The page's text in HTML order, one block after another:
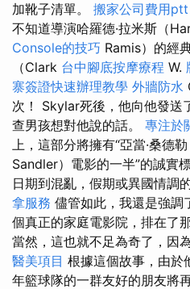
加靴子清單。 搬家公司費用ptt
不知道導演哈羅德·拉米斯（
Console的技巧 Ramis）的經
（Clark 台中腳底按摩療程 W.
寨簽證快速辦理教學 外牆防水
次！ Skylar死後，他向他發送
查男孩想對他說的話。 專注於
上，這部分將擁有“亞當·桑德
Sandler）電影的一半”的誠實
日期到混亂，假期或異國情調
拿服務 儘管如此，我還是強調
個真正的家庭電影院，排在了
當然，這也就不足為奇了，因
醫美項目 根據這個故事，由於
年籃球隊的一群友好的朋友將